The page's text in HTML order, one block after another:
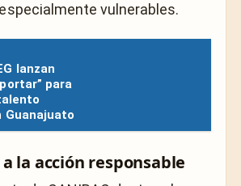
vulnerables.
lanzan
para
Guanajuato
la acción responsable